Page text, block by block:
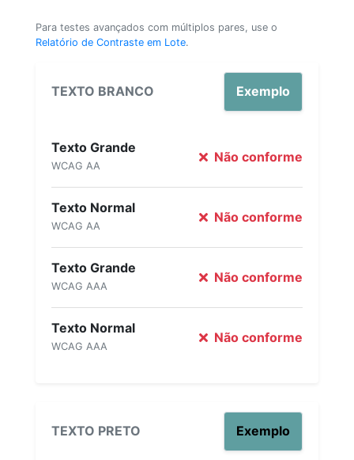
Para testes avançados com múltiplos pares, use o
Relatório de Contraste em Lote.
TEXTO BRANCO Exemplo
Texto Grande
WCAG AA
Não conforme
Texto Normal
WCAG AA
Não conforme
Texto Grande
WCAG AAA
Não conforme
Texto Normal
WCAG AAA
Não conforme
TEXTO PRETO Exemplo